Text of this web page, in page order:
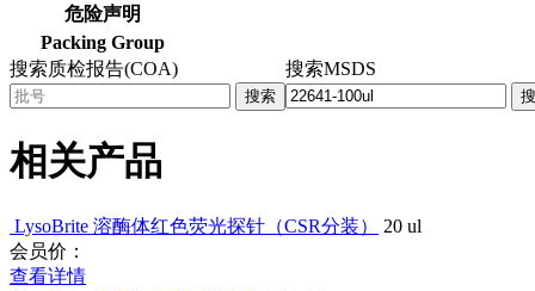
危险声明
Packing Group
搜索质检报告(COA)
搜索
搜索MSDS
相关产品
LysoBrite 溶酶体红色荧光探针（CSR分装） 20 ul
会员价：
查看详情